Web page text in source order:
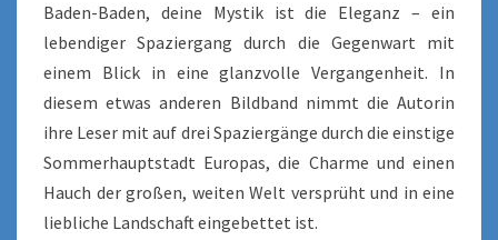
Baden-Baden, deine Mystik ist die Eleganz – ein
lebendiger Spaziergang durch die Gegenwart mit
einem Blick in eine glanzvolle Vergangenheit. In
diesem etwas anderen Bildband nimmt die Autorin
ihre Leser mit auf drei Spaziergänge durch die einstige
Sommerhauptstadt Europas, die Charme und einen
Hauch der großen, weiten Welt versprüht und in eine
liebliche Landschaft eingebettet ist.